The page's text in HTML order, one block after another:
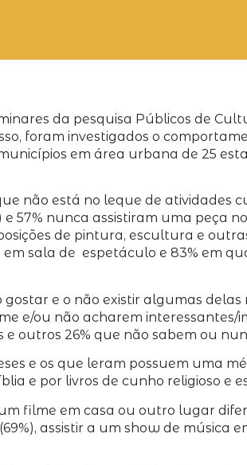
da pesquisa Públicos de
foram investigados o
em área urbana de 25
não está no leque de atividades
57% nunca assistiram uma peça
de pintura, escultura e
sala de espetáculo e 83% em
e o não existir algumas delas
e/ou não acharem
outros 26% que não sabem ou
e os que leram possuem uma
e por livros de cunho religioso e
filme em casa ou outro lugar
assistir a um show de música